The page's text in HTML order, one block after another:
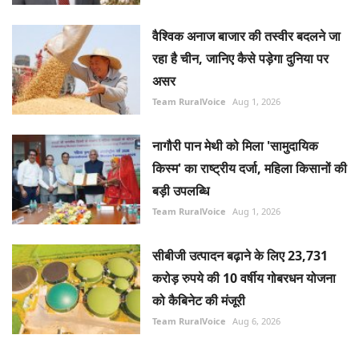
वैश्विक अनाज बाजार की तस्वीर बदलने जा
रहा है चीन, जानिए कैसे पड़ेगा दुनिया पर
असर
Team RuralVoice Aug 1, 2026
नागौरी पान मेथी को मिला 'सामुदायिक
किस्म' का राष्ट्रीय दर्जा, महिला किसानों की
बड़ी उपलब्धि
Team RuralVoice Aug 1, 2026
सीबीजी उत्पादन बढ़ाने के लिए 23,731
करोड़ रुपये की 10 वर्षीय गोबरधन योजना
को कैबिनेट की मंजूरी
Team RuralVoice Aug 6, 2026